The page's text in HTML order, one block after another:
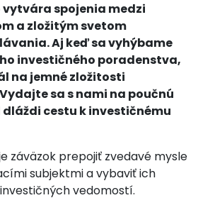
spojenia medzi
a zložitým svetom
Aj keď sa vyhýbame
investičného poradenstva,
na jemné zložitosti
sa s nami na poučnú
cestu k investičnému
záväzok prepojiť zvedavé mysle
subjektmi a vybaviť ich
vedomostí.